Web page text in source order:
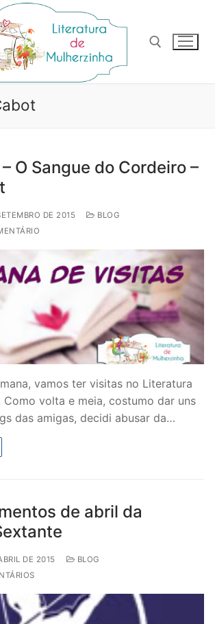
Pesquisar por:
O Sangue do Cordeiro –
DE 2015
BLOG
vamos ter visitas no Literatura
Como volta e meia, costumo dar uns
das amigas, decidi abusar da…
de abril da
DE 2015
BLOG